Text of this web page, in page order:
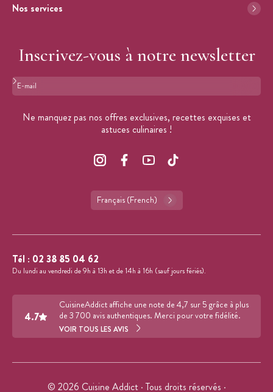
Nos services
Inscrivez-vous à notre newsletter
Format : adresse@email.com
Ne manquez pas nos offres exclusives, recettes exquises et
astuces culinaires !
Français (French)
Tél : 02 38 85 04 62
Du lundi au vendredi de 9h à 13h et de 14h à 16h (sauf jours fériés).
4.7
CuisineAddict affiche une note de 4,7 sur 5 grâce à plus
de 3 700 avis authentiques. Merci pour votre fidélité.
VOIR TOUS LES AVIS
© 2026 Cuisine Addict · Tous droits réservés ·